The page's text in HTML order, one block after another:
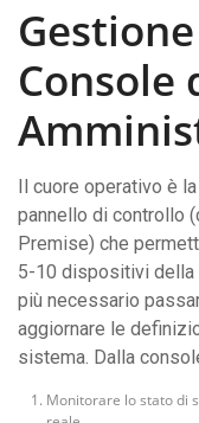
Console
Il cuore operativo è la
pannello di controllo
Premise) che
5-10 dispositivi della
più necessario
aggiornare le
sistema. Dalla
Monitorare lo stato di